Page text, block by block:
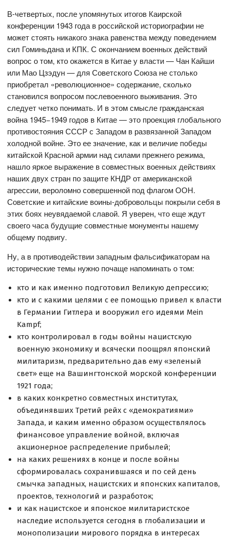
В-четвертых, после упомянутых итогов Каирской
конференции 1943 года в российской историографии не
может стоять никакого знака равенства между поведением
сил Гоминьдана и КПК. С окончанием военных действий
вопрос о том, кто окажется в Китае у власти — Чан Кайши
или Мао Цзэдун — для Советского Союза не столько
приобретал «революционное» содержание, сколько
становился вопросом послевоенного выживания. Это
следует четко понимать. И в этом смысле гражданская
война 1945−1949 годов в Китае — это проекция глобального
противостояния СССР с Западом в развязанной Западом
холодной войне. Это ее значение, как и величие победы
китайской Красной армии над силами прежнего режима,
нашло яркое выражение в совместных военных действиях
наших двух стран по защите КНДР от американской
агрессии, вероломно совершенной под флагом ООН.
Советские и китайские воины-добровольцы покрыли себя в
этих боях неувядаемой славой. Я уверен, что еще ждут
своего часа будущие совместные монументы нашему
общему подвигу.
Ну, а в противодействии западным фальсификаторам на
исторические темы нужно почаще напоминать о том:
кто и как именно подготовил Великую депрессию;
кто и с какими целями с ее помощью привел к власти
в Германии Гитлера и вооружил его идеями Mein
Kampf;
кто контролировал в годы войны нацистскую
военную экономику и всячески поощрял японский
милитаризм, предварительно дав ему «зеленый
свет» еще на Вашингтонской морской конференции
1921 года;
в каких конкретно совместных институтах,
объединявших Третий рейх с «демократиями»
Запада, и каким именно образом осуществлялось
финансовое управление войной, включая
акционерное распределение прибылей;
на каких решениях в конце и после войны
сформировалась сохранившаяся и по сей день
смычка западных, нацистских и японских капиталов,
проектов, технологий и разработок;
и как нацистское и японское милитаристское
наследие используется сегодня в глобализации и
монополизации мирового порядка в интересах